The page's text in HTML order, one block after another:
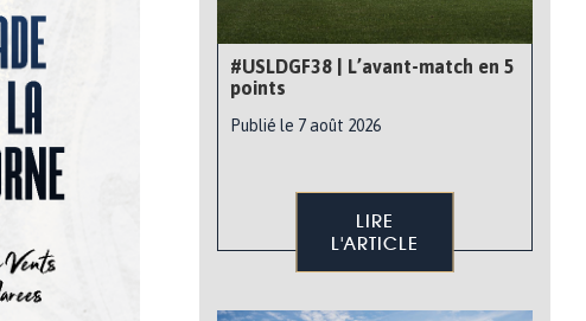
#USLDGF38 | L’avant-match en 5
points
Publié le 7 août 2026
LIRE
L'ARTICLE